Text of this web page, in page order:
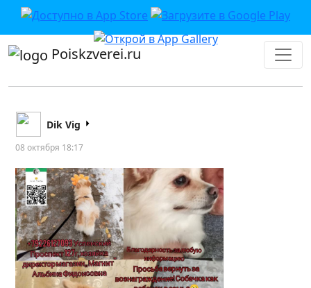
Poiskzverei.ru
Dik Vig
08 октября 18:17